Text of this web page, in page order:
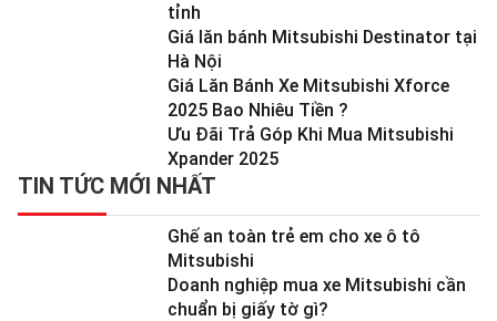
tỉnh
Giá lăn bánh Mitsubishi Destinator tại
Hà Nội
Giá Lăn Bánh Xe Mitsubishi Xforce
2025 Bao Nhiêu Tiền ?
Ưu Đãi Trả Góp Khi Mua Mitsubishi
Xpander 2025
TIN TỨC MỚI NHẤT
Ghế an toàn trẻ em cho xe ô tô
Mitsubishi
Doanh nghiệp mua xe Mitsubishi cần
chuẩn bị giấy tờ gì?